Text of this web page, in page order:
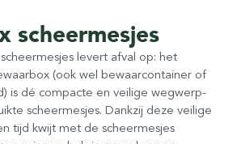
scheermesjes
levert afval op: het
(ook wel bewaarcontainer of
is dé compacte en veilige wegwerp-
scheermesjes. Dankzij deze veilige
tijd kwijt met de scheermesjes